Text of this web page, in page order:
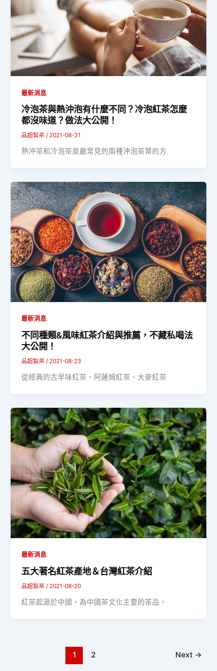
最新消息
冷泡茶與熱沖泡有什麼不同？冷泡紅茶怎麼
都沒味道？做法大公開！
品超製茶/ 2021-08-31
熱沖茶和冷泡茶是最常見的兩種沖泡茶葉的方
最新消息
不同種類&風味紅茶介紹與推薦，不藏私喝法
大公開！
品超製茶/ 2021-08-23
從經典的古早味紅茶、阿薩姆紅茶、大麥紅茶
最新消息
五大著名紅茶產地＆台灣紅茶介紹
品超製茶/ 2021-08-20
紅茶起源於中國，為中國茶文化主要的茶品，
1 2 Next →